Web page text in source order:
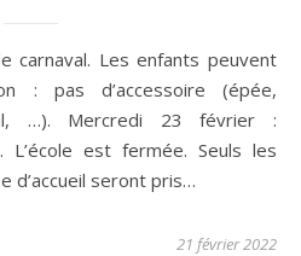
: pas d’accessoire (épée,
…). Mercredi 23 février :
L’école est fermée. Seuls les
d’accueil seront pris…
21 février 2022